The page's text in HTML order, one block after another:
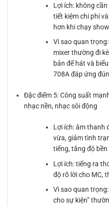
Lợi ích: không
tiết kiệm chi phí
hơn khi chạy show
Vì sao quan
mixer thường đi
bản để hát và
708A đáp ứng
Đặc điểm 5: Công suất
nhạc nền, nhạc sôi động
Lợi ích: âm thanh
vừa, giảm tình
tiếng, tăng độ
Lợi ích: tiếng ra
độ rõ lời cho MC,
Vì sao quan
cho sự kiện”